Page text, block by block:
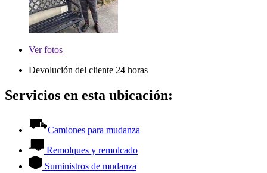
Verfotos
Devolución del cliente 24 horas
Servicios en esta ubicación:
Camiones para mudanza
Remolques y remolcado
Suministros de mudanza